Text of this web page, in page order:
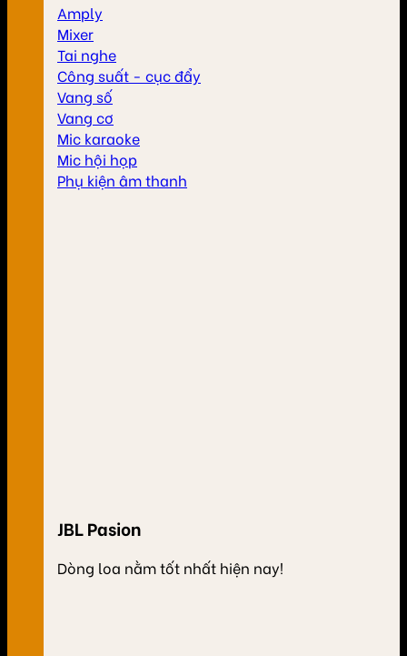
Amply
Mixer
Tai nghe
Công suất - cục đẩy
Vang số
Vang cơ
Mic karaoke
Mic hội họp
Phụ kiện âm thanh
JBL Pasion
Dòng loa nằm tốt nhất hiện nay!